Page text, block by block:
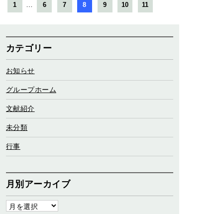
1 6 7 8 9 10 11
カテゴリー
お知らせ
グループホーム
文献紹介
未分類
行事
月別アーカイブ